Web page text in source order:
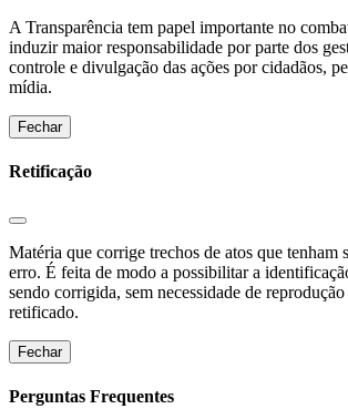
A Transparência tem papel importante no
induzir maior responsabilidade por parte dos
controle e divulgação das ações por cidadãos,
mídia.
Fechar
Retificação
Matéria que corrige trechos de atos que tenham
erro. É feita de modo a possibilitar a
sendo corrigida, sem necessidade de
retificado.
Fechar
Perguntas Frequentes